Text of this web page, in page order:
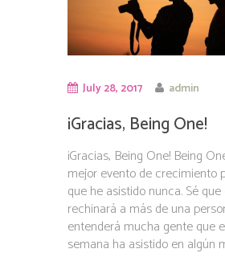
July 28, 2017 admin
¡Gracias, Being One!
¡Gracias, Being One! Being
mejor evento de crecimiento
que he asistido nunca. Sé
rechinará a más de una
entenderá mucha gente que
semana ha asistido en algún